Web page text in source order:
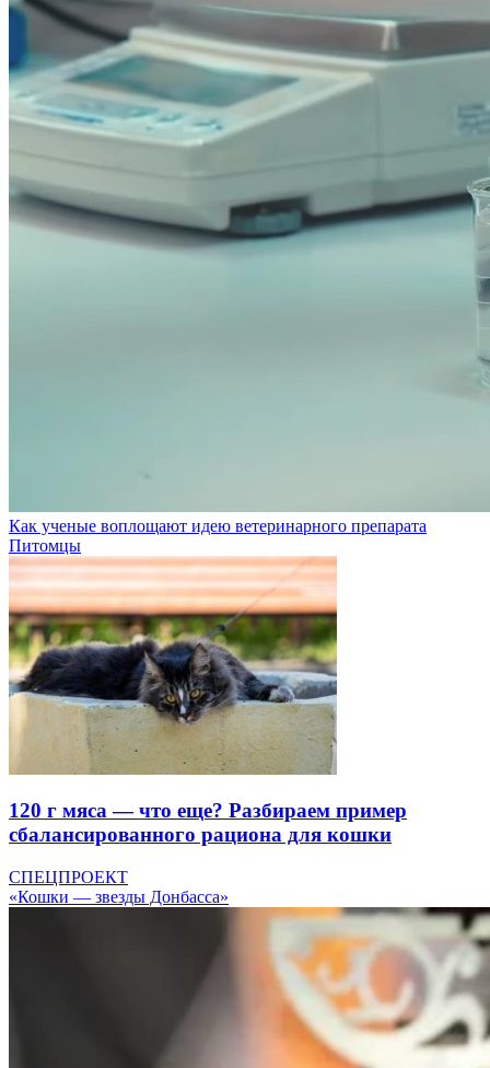
Как ученые воплощают идею ветеринарного препарата
Питомцы
120 г мяса — что еще? Разбираем пример
сбалансированного рациона для кошки
СПЕЦПРОЕКТ
«Кошки — звезды Донбасса»